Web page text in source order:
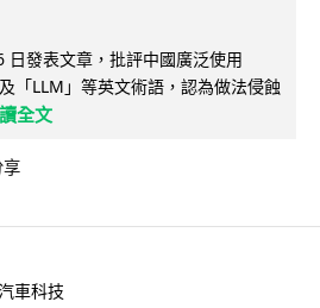
日發表文章，批評中國廣泛使用
「LLM」等英文術語，認為做法侵蝕
全文
車科技